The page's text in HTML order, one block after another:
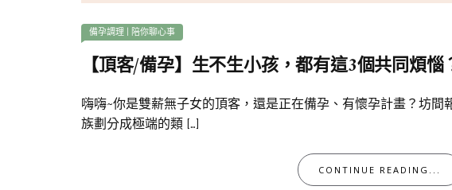
備孕調理 陪你聊心事
【頂客/備孕】生不生小孩，都有這3個共同煩惱
嗨嗨~你是雙薪無子女的頂客，還是正在備孕、有懷孕計畫？坊
族劃分成極端的類 […]
CONTINUE READING...